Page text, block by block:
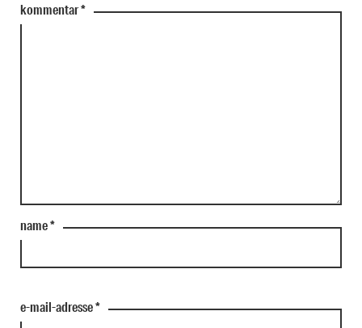
kommentar*
name*
e-mail-adresse*